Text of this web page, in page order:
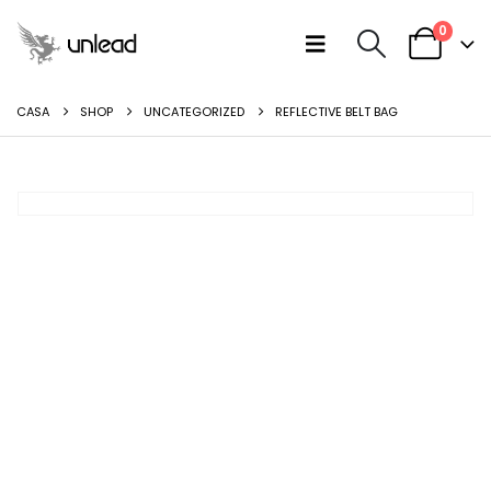
0
CASA SHOP UNCATEGORIZED REFLECTIVE BELT BAG